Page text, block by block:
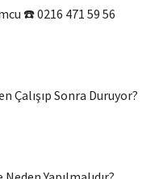
☎️ 0216 471 59 56
Çalışıp Sonra Duruyor?